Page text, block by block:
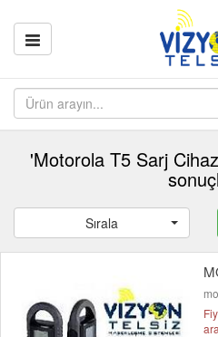
'Motorola T5 Sarj
Sırala